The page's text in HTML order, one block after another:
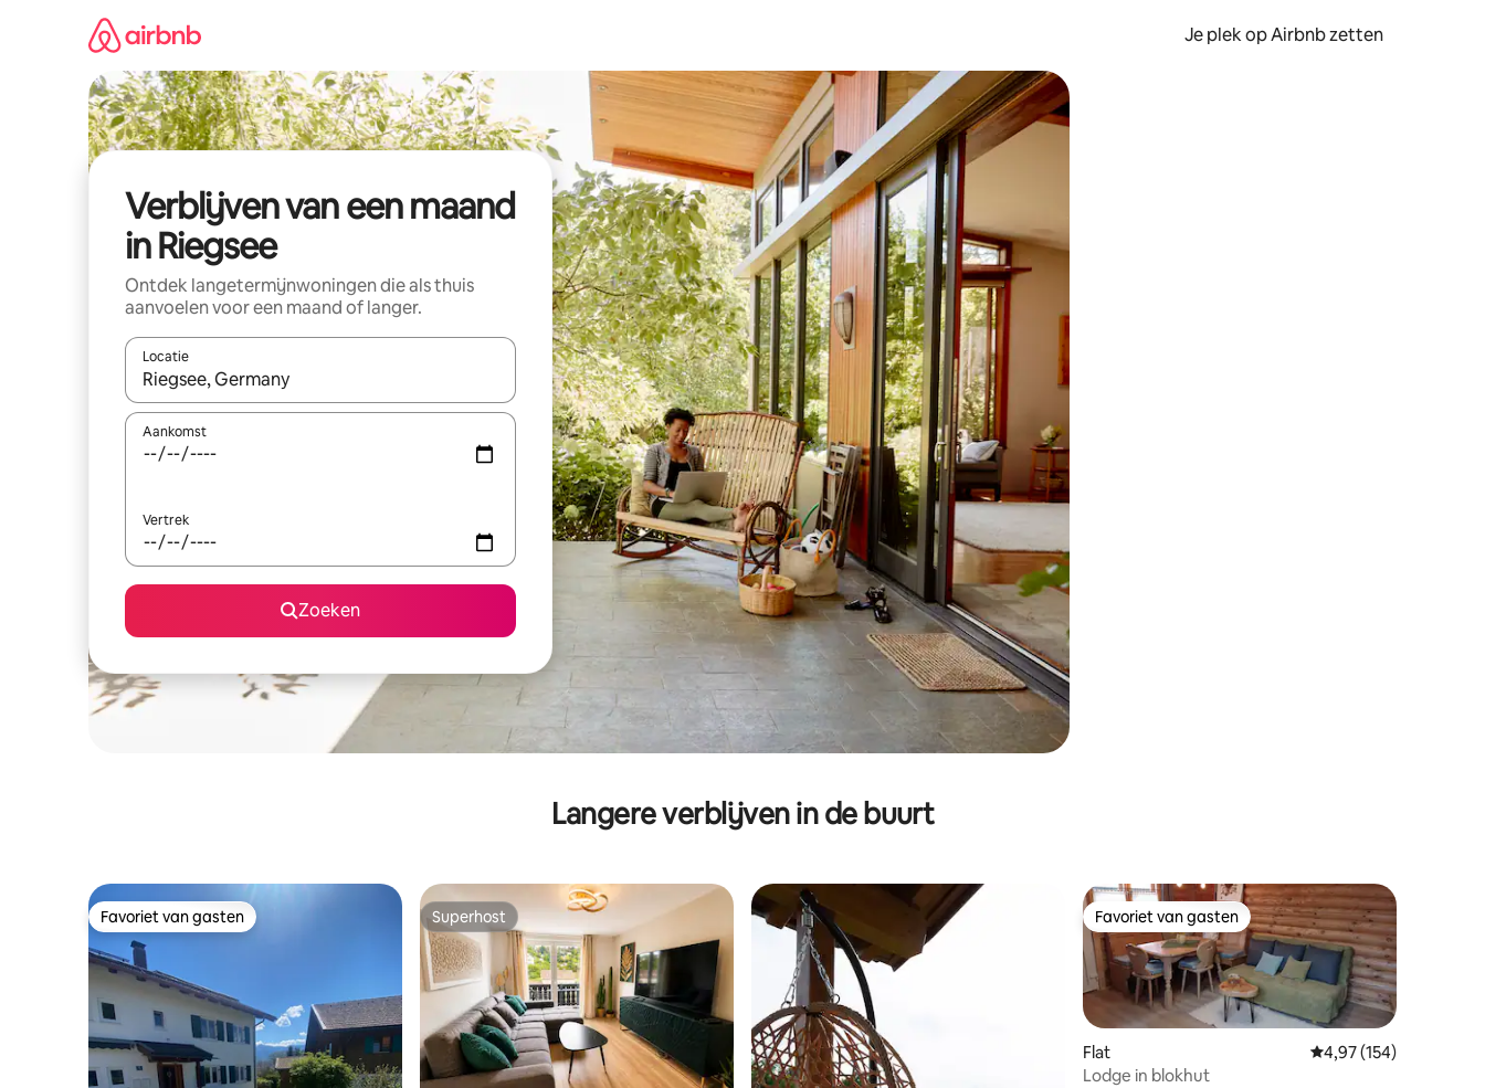
Je plek op Airbnb zetten
Verblijven van een maand
in Riegsee
Ontdek langetermijnwoningen die als thuis
aanvoelen voor een maand of langer.
Locatie
Wanneer er resultaten beschikbaar zijn, maak je een keuze met je de pijltjestoetsen omhoog en omlaag, óf door te tikken of swipen.
Aankomst
Vertrek
Zoeken
Langere verblijven in de buurt
Favoriet van gasten
Favoriet van gasten Superhost
Superhost Favoriet van gasten
Favoriet van gasten
Flat Gemiddelde
4,97 (154)
Lodge in blokhut